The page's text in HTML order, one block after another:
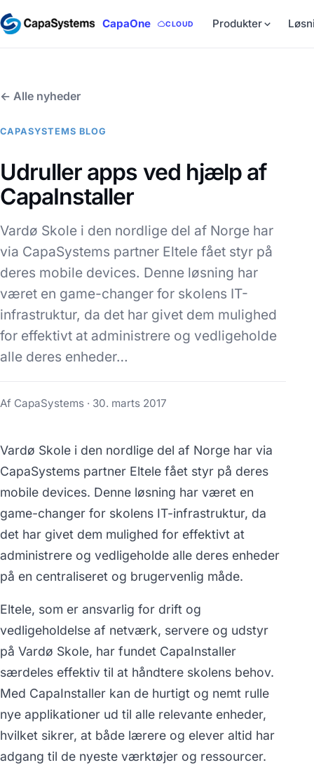
CapaOne CLOUD Produkter
← Alle nyheder
CAPASYSTEMS BLOG
Udruller apps ved hjælp af
CapaInstaller
Vardø Skole i den nordlige del af Norge har
via CapaSystems partner Eltele fået styr på
deres mobile devices. Denne løsning har
været en game-changer for skolens IT-
infrastruktur, da det har givet dem mulighed
for effektivt at administrere og vedligeholde
alle deres enheder…
Af CapaSystems · 30. marts 2017
Vardø Skole i den nordlige del af Norge har via
CapaSystems partner Eltele fået styr på deres
mobile devices. Denne løsning har været en
game-changer for skolens IT-infrastruktur, da
det har givet dem mulighed for effektivt at
administrere og vedligeholde alle deres enheder
på en centraliseret og brugervenlig måde.
Eltele, som er ansvarlig for drift og
vedligeholdelse af netværk, servere og udstyr
på Vardø Skole, har fundet CapaInstaller
særdeles effektiv til at håndtere skolens behov.
Med CapaInstaller kan de hurtigt og nemt rulle
nye applikationer ud til alle relevante enheder,
hvilket sikrer, at både lærere og elever altid har
adgang til de nyeste værktøjer og ressourcer.